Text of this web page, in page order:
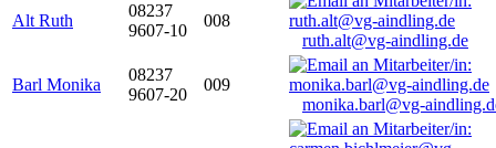
Alt Ruth
08237
9607-10
008
ruth.alt@vg-aindling.de
Barl Monika
08237
9607-20
009
monika.barl@vg-